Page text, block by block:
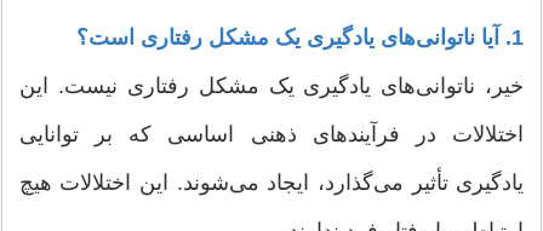
1. آیا ناتوانی‌های یادگیری یک مشکل رفتاری است؟
خیر، ناتوانی‌های یادگیری یک مشکل رفتاری نیست. این
اختلالات در فرآیندهای ذهنی اساسی که بر توانایی
یادگیری تأثیر می‌گذارد، ایجاد می‌شوند. این اختلالات هیچ